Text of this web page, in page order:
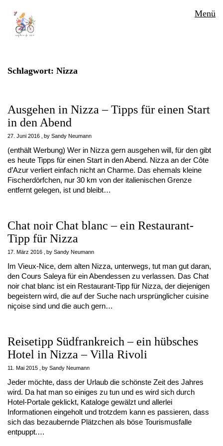
Menü
Schlagwort: Nizza
Ausgehen in Nizza – Tipps für einen Start
in den Abend
27. Juni 2016 by Sandy Neumann
(enthält Werbung) Wer in Nizza gern ausgehen will, für den gibt
es heute Tipps für einen Start in den Abend. Nizza an der Côte
d’Azur verliert einfach nicht an Charme. Das ehemals kleine
Fischerdörfchen, nur 30 km von der italienischen Grenze
entfernt gelegen, ist und bleibt…
Chat noir Chat blanc – ein Restaurant-
Tipp für Nizza
17. März 2016 by Sandy Neumann
Im Vieux-Nice, dem alten Nizza, unterwegs, tut man gut daran,
den Cours Saleya für ein Abendessen zu verlassen. Das Chat
noir chat blanc ist ein Restaurant-Tipp für Nizza, der diejenigen
begeistern wird, die auf der Suche nach ursprünglicher cuisine
niçoise sind und die auch gern…
Reisetipp Südfrankreich – ein hübsches
Hotel in Nizza – Villa Rivoli
11. Mai 2015 by Sandy Neumann
Jeder möchte, dass der Urlaub die schönste Zeit des Jahres
wird. Da hat man so einiges zu tun und es wird sich durch
Hotel-Portale geklickt, Kataloge gewälzt und allerlei
Informationen eingeholt und trotzdem kann es passieren, dass
sich das bezaubernde Plätzchen als böse Tourismusfalle
entpuppt.…